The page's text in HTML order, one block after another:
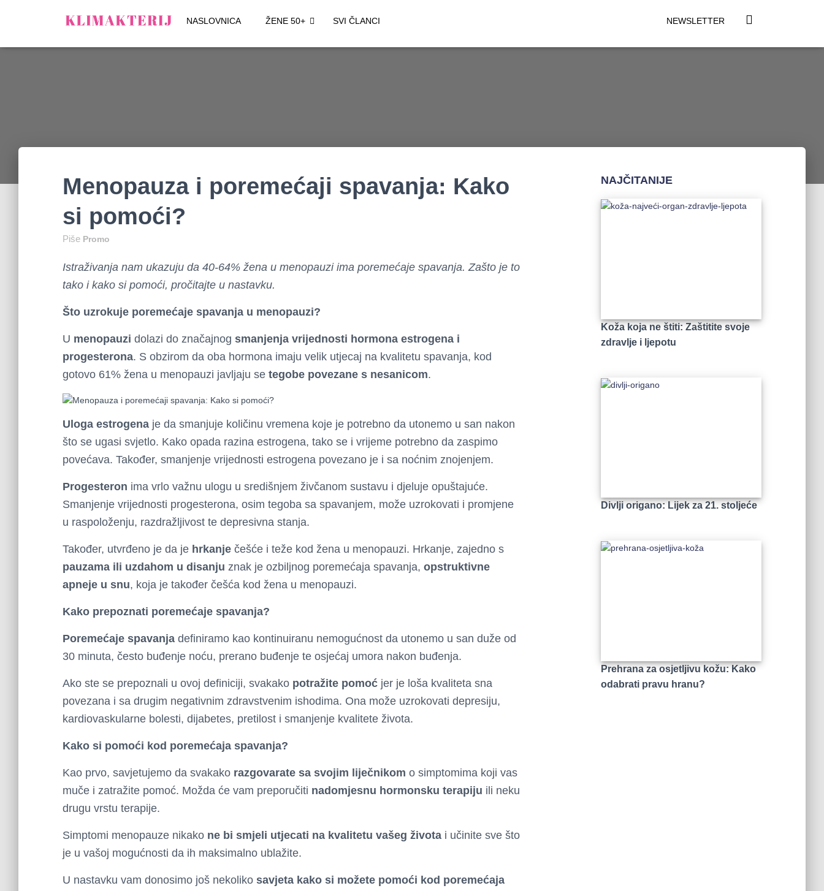
NASLOVNICA ŽENE 50+ NEWSLETTER
SVI ČLANCI
Menopauza i poremećaji spavanja: Kako
si pomoći?
Piše Promo
Istraživanja nam ukazuju da 40-64% žena u menopauzi ima poremećaje spavanja. Zašto je to
tako i kako si pomoći, pročitajte u nastavku.
Što uzrokuje poremećaje spavanja u menopauzi?
U menopauzi dolazi do značajnog smanjenja vrijednosti hormona estrogena i
progesterona. S obzirom da oba hormona imaju velik utjecaj na kvalitetu spavanja, kod
gotovo 61% žena u menopauzi javljaju se tegobe povezane s nesanicom.
Uloga estrogena je da smanjuje količinu vremena koje je potrebno da utonemo u san nakon
što se ugasi svjetlo. Kako opada razina estrogena, tako se i vrijeme potrebno da zaspimo
povećava. Također, smanjenje vrijednosti estrogena povezano je i sa noćnim znojenjem.
Progesteron ima vrlo važnu ulogu u središnjem živčanom sustavu i djeluje opuštajuće.
Smanjenje vrijednosti progesterona, osim tegoba sa spavanjem, može uzrokovati i promjene
u raspoloženju, razdražljivost te depresivna stanja.
Također, utvrđeno je da je hrkanje češće i teže kod žena u menopauzi. Hrkanje, zajedno s
pauzama ili uzdahom u disanju znak je ozbiljnog poremećaja spavanja, opstruktivne
apneje u snu, koja je također češća kod žena u menopauzi.
Kako prepoznati poremećaje spavanja?
Poremećaje spavanja definiramo kao kontinuiranu nemogućnost da utonemo u san duže od
30 minuta, često buđenje noću, prerano buđenje te osjećaj umora nakon buđenja.
Ako ste se prepoznali u ovoj definiciji, svakako potražite pomoć jer je loša kvaliteta sna
povezana i sa drugim negativnim zdravstvenim ishodima. Ona može uzrokovati depresiju,
kardiovaskularne bolesti, dijabetes, pretilost i smanjenje kvalitete života.
Kako si pomoći kod poremećaja spavanja?
Kao prvo, savjetujemo da svakako razgovarate sa svojim liječnikom o simptomima koji vas
muče i zatražite pomoć. Možda će vam preporučiti nadomjesnu hormonsku terapiju ili neku
drugu vrstu terapije.
Simptomi menopauze nikako ne bi smjeli utjecati na kvalitetu vašeg života i učinite sve što
je u vašoj mogućnosti da ih maksimalno ublažite.
U nastavku vam donosimo još nekoliko savjeta kako si možete pomoći kod poremećaja
NAJČITANIJE
Koža koja ne štiti: Zaštitite svoje
zdravlje i ljepotu
Divlji origano: Lijek za 21. stoljeće
Prehrana za osjetljivu kožu: Kako
odabrati pravu hranu?